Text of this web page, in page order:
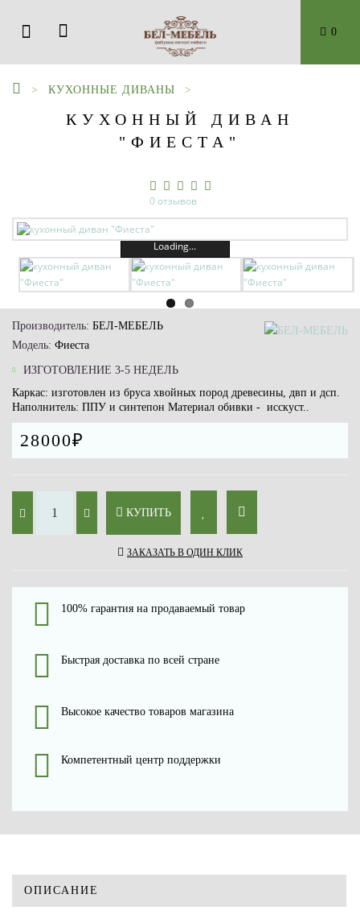
0
КУХОННЫЕ ДИВАНЫ
КУХОННЫЙ ДИВАН
"ФИЕСТА"
0 отзывов
Loading...
Производитель: БЕЛ-МЕБЕЛЬ
Модель: Фиеста
ИЗГОТОВЛЕНИЕ 3-5 НЕДЕЛЬ
Каркас: изготовлен из бруса хвойных пород древесины, двп и дсп.
Наполнитель: ППУ и синтепон Материал обивки - исскуст..
28000₽
КУПИТЬ
ЗАКАЗАТЬ В ОДИН КЛИК
100% гарантия на продаваемый товар
Быстрая доставка по всей стране
Высокое качество товаров магазина
Компетентный центр поддержки
ОПИСАНИЕ